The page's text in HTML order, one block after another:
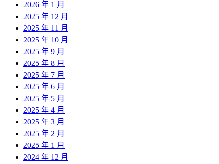
2026 年 1 月
2025 年 12 月
2025 年 11 月
2025 年 10 月
2025 年 9 月
2025 年 8 月
2025 年 7 月
2025 年 6 月
2025 年 5 月
2025 年 4 月
2025 年 3 月
2025 年 2 月
2025 年 1 月
2024 年 12 月